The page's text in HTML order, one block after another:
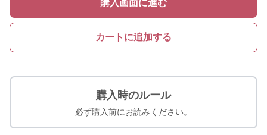
購入画面に進む
カートに追加する
購入時のルール
必ず購入前にお読みください。